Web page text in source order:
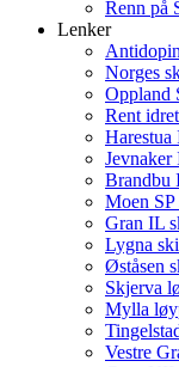
Renn på
Lenker
Norges
Oppland
Rent
Harestua
Jevnaker
Brandbu
Moen SP
Gran IL
Lygna
Øståsen
Skjerva
Mylla
Vestre